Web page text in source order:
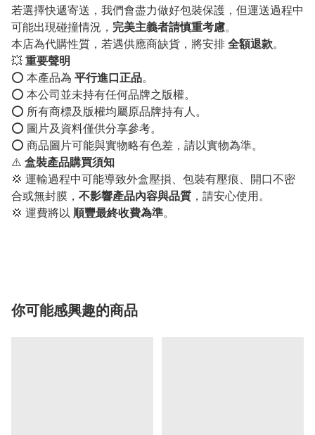
若選擇快遞寄送，我們會盡力做好包裝保護，但運送過程中
可能出現碰撞情況， 完美主義者請慎重考慮。
本店為代購性質，若遇供應商缺貨，將安排 全額退款。
💥 重要聲明
⭕️ 本產品為 平行進口正品。
⭕️ 本公司並未持有任何品牌之版權。
⭕️ 所有商標及版權均屬原品牌持有人。
⭕️ 圖片及資料僅供分享參考。
⭕️ 商品圖片可能與實物略有色差，請以實物為準。
⚠️ 盒裝產品購買須知
💢 運輸過程中可能導致外盒壓損、包裝有壓痕、開口不密
合或無封膜， 不影響產品內容與品質 ，請安心使用。
💢 運費將以 順豐最終收費為準。
你可能感興趣的商品